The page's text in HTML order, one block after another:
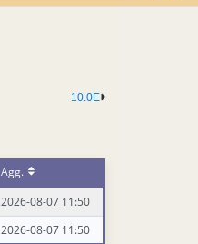
10.0E
Agg.
2026-08-07 11:50
2026-08-07 11:50